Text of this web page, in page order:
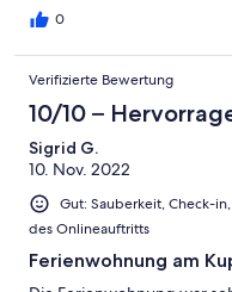
0
Verifizierte Bewertung
10/10 –
Sigrid G.
10. Nov. 2022
Gut: Sauberkeit, Check-
des Onlineauftritts
Ferienwohnung am